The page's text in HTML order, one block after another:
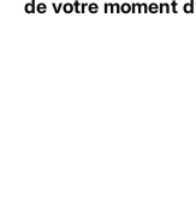
de votre moment